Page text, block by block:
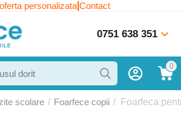
personalizata Contact
0751 638 351
0
scolare / Foarfece copii / Foarfeca